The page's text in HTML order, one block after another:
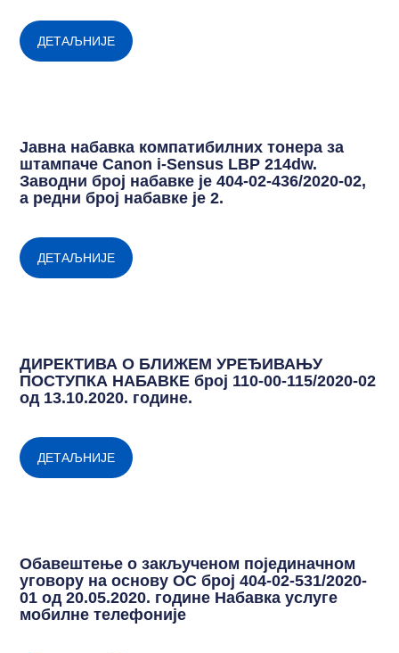
ДЕТАЉНИЈЕ
Јавна набавка компатибилних тонера за
штампаче Canon i-Sensus LBP 214dw.
Заводни број набавке је 404-02-436/2020-02,
а редни број набавке је 2.
ДЕТАЉНИЈЕ
ДИРЕКТИВА О БЛИЖЕМ УРЕЂИВАЊУ
ПОСТУПКА НАБАВКЕ број 110-00-115/2020-02
од 13.10.2020. године.
ДЕТАЉНИЈЕ
Обавештење о закљученом појединачном
уговору на основу ОС број 404-02-531/2020-
01 од 20.05.2020. године Набавка услуге
мобилне телефоније